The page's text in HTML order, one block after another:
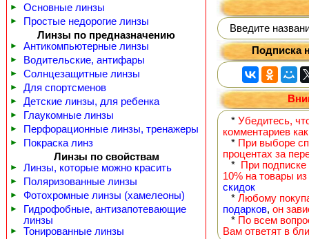
► Основные линзы
►
Простые недорогие линзы
Линзы по предназначению
► Антикомпьютерные линзы
► Водительские, антифары
► Солнцезащитные линзы
► Для спортсменов
► Детские линзы, для ребенка
► Глаукомные линзы
► Перфорационные линзы, тренажеры
►
Покраска линз
Линзы по свойствам
► Линзы, которые можно красить
► Поляризованные линзы
► Фотохромные линзы (хамелеоны)
►
Гидрофобные, антизапотевающие
линзы
► Тонированные линзы
Введите
Подписка
* Убедитесь,
комментариев
* При выборе
процентах за
*
При
10% на товары
скидок
* Любому
подарков, он
* По всем
Вам ответят в